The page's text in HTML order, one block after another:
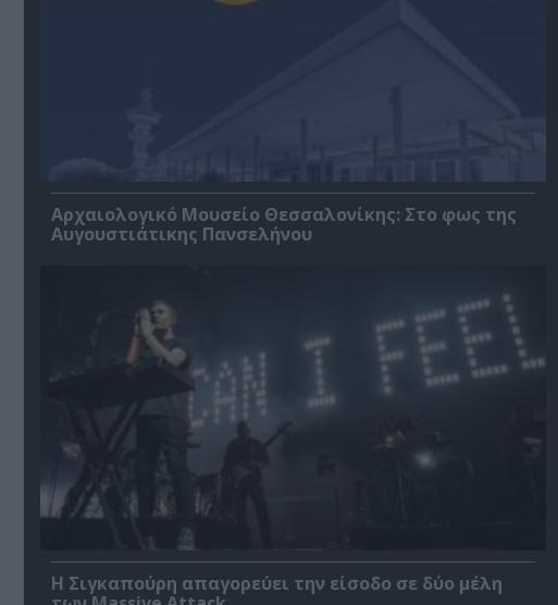
Αρχαιολογικό Μουσείο Θεσσαλονίκης: Στο φως της
Αυγουστιάτικης Πανσελήνου
Η Σιγκαπούρη απαγορεύει την είσοδο σε δύο μέλη